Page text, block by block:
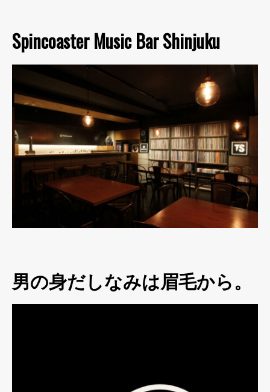
Spincoaster Music Bar Shinjuku
男の身だしなみは眉毛から。